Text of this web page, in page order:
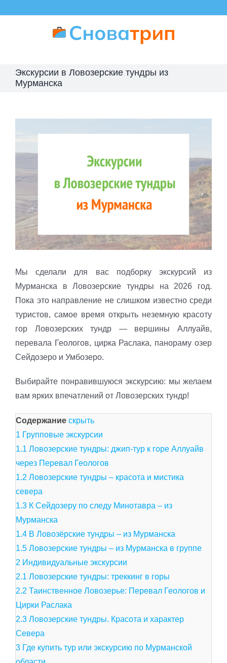
Экскурсии в Ловозерские тундры из
Мурманска
Image
Мы сделали для вас подборку экскурсий из
Мурманска в Ловозерские тундры на 2026 год.
Пока это направление не слишком известно среди
туристов, самое время открыть неземную красоту
гор Ловозерских тундр — вершины Аллуайв,
перевала Геологов, цирка Раслака, панораму озер
Сейдозеро и Умбозеро.
Выбирайте понравившуюся экскурсию: мы желаем
вам ярких впечатлений от Ловозерских тундр!
Содержание скрыть
1 Групповые экскурсии
1.1 Ловозерские тундры: джип-тур к горе Аллуайв
через Перевал Геологов
1.2 Ловозерские тундры – красота и мистика
севера
1.3 К Сейдозеру по следу Минотавра – из
Мурманска
1.4 В Ловозёрские тундры – из Мурманска
1.5 Ловозерские тундры – из Мурманска в группе
2 Индивидуальные экскурсии
2.1 Ловозерские тундры: треккинг в горы
2.2 Таинственное Ловозерье: Перевал Геологов и
Цирки Раслака
2.3 Ловозерские тундры. Красота и характер
Севера
3 Где купить тур или экскурсию по Мурманской